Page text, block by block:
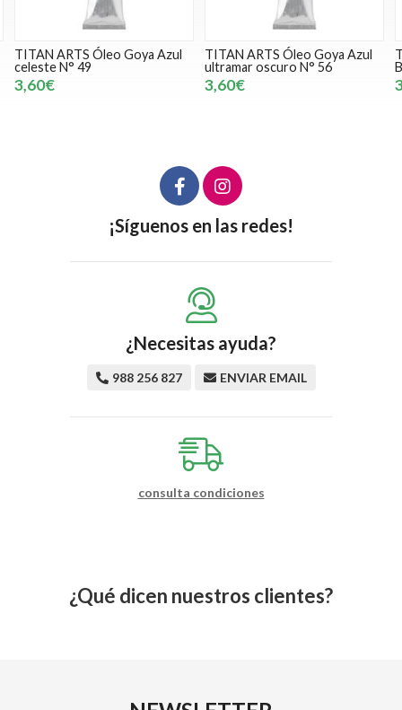
TITAN ARTS Óleo Goya Azul
celeste N° 49
3,60€
TITAN ARTS Óleo Goya Azul
ultramar oscuro N° 56
3,60€
¡Síguenos en las redes!
¿Necesitas ayuda?
988 256 827 ENVIAR EMAIL
consulta condiciones
¿Qué dicen nuestros clientes?